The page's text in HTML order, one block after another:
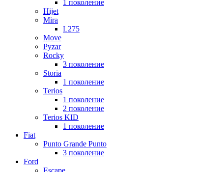
1 поколение
Hijet
Mira
L275
Move
Pyzar
Rocky
3 поколение
Storia
1 поколение
Terios
1 поколение
2 поколение
Terios KID
1 поколение
Fiat
Punto Grande Punto
3 поколение
Ford
Escape